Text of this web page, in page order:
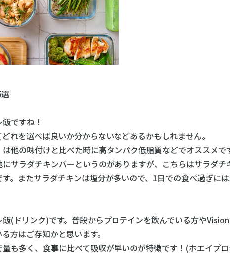
選
ですね！
れを選べば良いか分からないなどあるかもしれません。
他の味付けと比べた時に高タンパク低脂質などでオススメで
サラダチキンバーというのがありますが、こちらはサラダチ
。またサラダチキンは塩分が多いので、1日での食べ過ぎに
(ドリンク)です。普段からプロテインを飲んでいる方や
方はご存知かと思います。
も多く、食事に比べて吸収が早いのが特徴です！(ホエイプ